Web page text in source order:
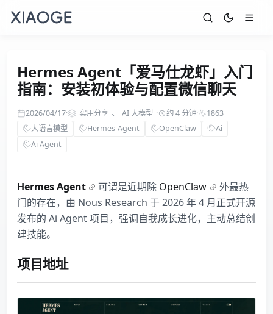
Hermes Agent「爱马仕龙虾」入门
指南：安装初体验与配置微信聊天
2026/04/17· 实用分享 、 AI 大模型 · 约 4 分钟·
1863
大语言模型
Hermes-Agent OpenClaw
Ai
Ai Agent
Hermes Agent 可谓是近期除 OpenClaw
外最热
门的存在，由 Nous Research 于 2026 年 4 月正式开源
发布的 Ai Agent 项目，强调自我成长进化，主动总结创
建技能。
项目地址